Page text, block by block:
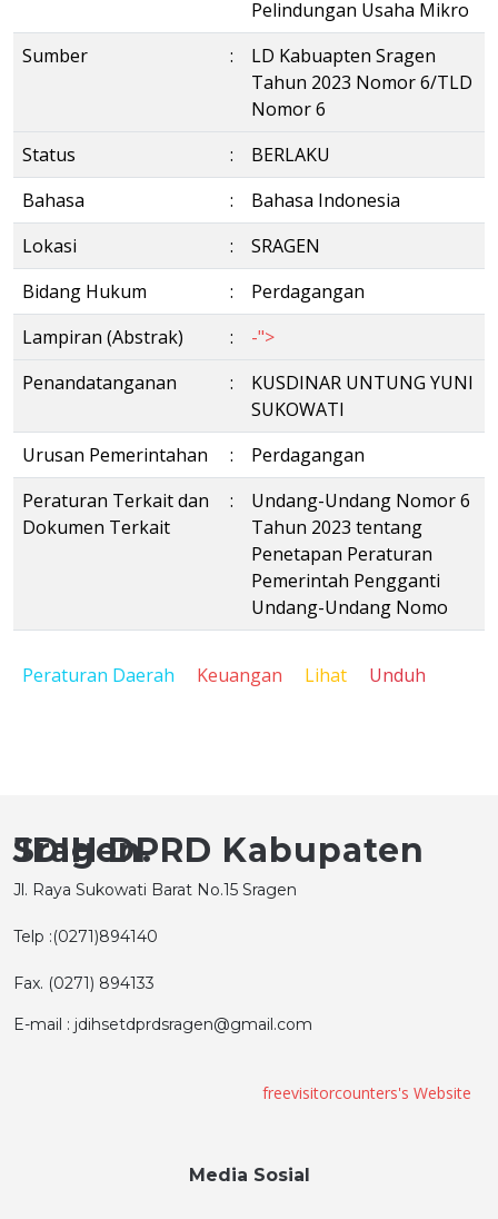
Pelindungan Usaha Mikro
Sumber
:
LD Kabuapten Sragen
Tahun 2023 Nomor 6/TLD
Nomor 6
Status
:
BERLAKU
Bahasa
:
Bahasa Indonesia
Lokasi
:
SRAGEN
Bidang Hukum
:
Perdagangan
Lampiran (Abstrak)
:
-">
Penandatanganan
:
KUSDINAR UNTUNG YUNI
SUKOWATI
Urusan Pemerintahan
:
Perdagangan
Peraturan Terkait dan
Dokumen Terkait
:
Undang-Undang Nomor 6
Tahun 2023 tentang
Penetapan Peraturan
Pemerintah Pengganti
Undang-Undang Nomo
Peraturan Daerah Keuangan Lihat Unduh
JDIH DPRD Kabupaten Sragen.
Jl. Raya Sukowati Barat No.15 Sragen
Telp :(0271)894140
Fax. (0271) 894133
E-mail : jdihsetdprdsragen@gmail.com
freevisitorcounters's Website
Media Sosial